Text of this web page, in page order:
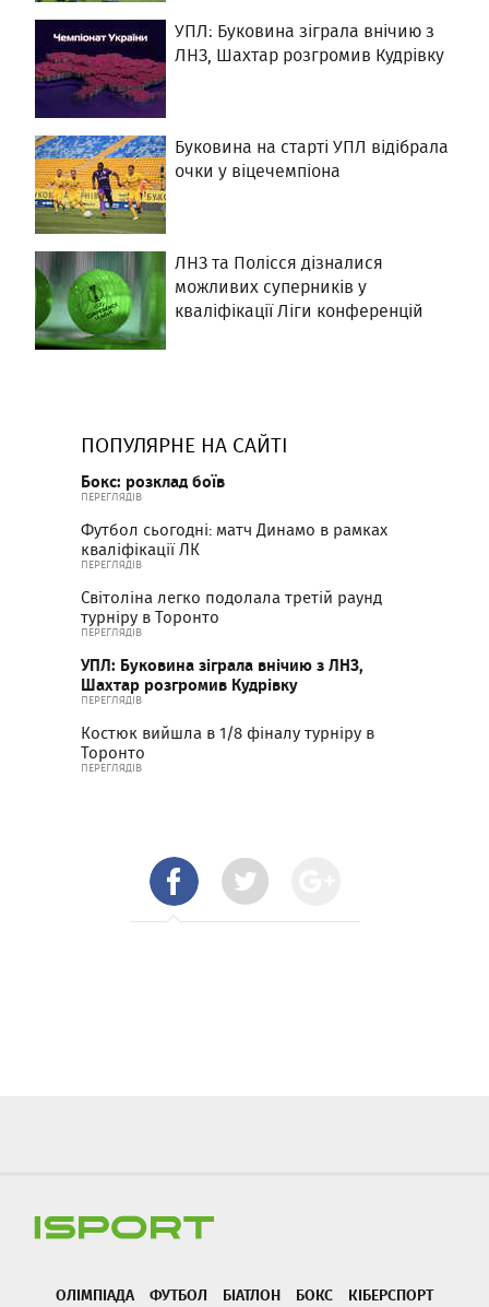
УПЛ: Буковина зіграла внічию з
ЛНЗ, Шахтар розгромив Кудрівку
Буковина на старті УПЛ відібрала
очки у віцечемпіона
ЛНЗ та Полісся дізналися
можливих суперників у
кваліфікації Ліги конференцій
ПОПУЛЯРНЕ НА САЙТІ
Бокс: розклад боїв
ПЕРЕГЛЯДІВ
Футбол сьогодні: матч Динамо в рамках
кваліфікації ЛК
ПЕРЕГЛЯДІВ
Світоліна легко подолала третій раунд
турніру в Торонто
ПЕРЕГЛЯДІВ
УПЛ: Буковина зіграла внічию з ЛНЗ,
Шахтар розгромив Кудрівку
ПЕРЕГЛЯДІВ
Костюк вийшла в 1/8 фіналу турніру в
Торонто
ПЕРЕГЛЯДІВ
ОЛІМПІАДА ФУТБОЛ БІАТЛОН БОКС
КІБЕРСПОРТ